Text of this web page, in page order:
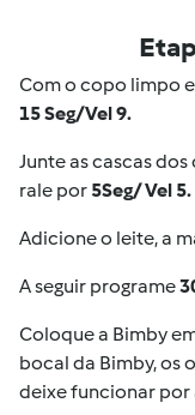
Com o copo limpo
15 Seg/Vel 9.
Junte as cascas
rale por 5Seg/ Vel 5.
Adicione o leite, a
A seguir programe
Coloque a Bimby
bocal da Bimby, os
deixe funcionar por